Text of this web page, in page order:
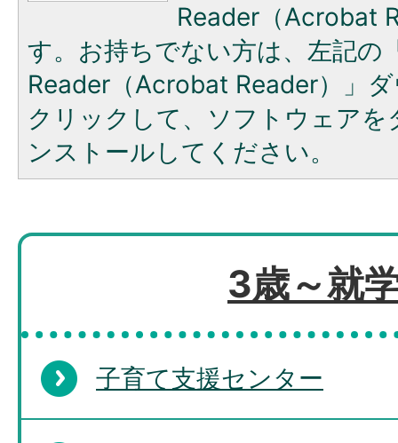
Reader（Acrobat
す。お持ちでない方は、左記の
Reader（Acrobat Reader）」
クリックして、ソフトウェア
ンストールしてください。
3歳～就
子育て支援センター